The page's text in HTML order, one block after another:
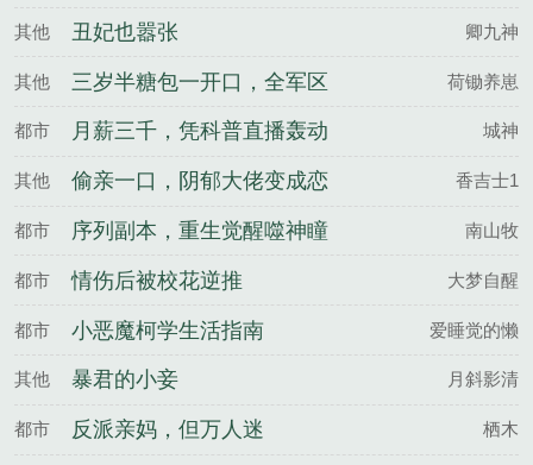
其他 丑妃也嚣张 卿九神
其他
三岁半糖包一开口，全军区
泪崩了
荷锄养崽
都市
月薪三千，凭科普直播轰动
中科院
城神
其他
偷亲一口，阴郁大佬变成恋
爱脑
香吉士1
都市 序列副本，重生觉醒噬神瞳 南山牧
都市 情伤后被校花逆推 大梦自醒
都市 小恶魔柯学生活指南 爱睡觉的懒
其他 暴君的小妾 月斜影清
都市 反派亲妈，但万人迷 栖木